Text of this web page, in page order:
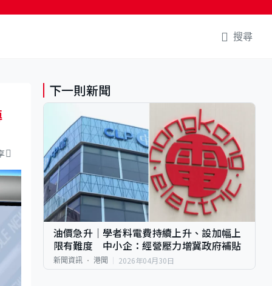
搜尋
下一則新聞
油價急升｜學者料電費持續上升、設加幅上
限有難度 中小企：經營壓力增冀政府補貼
新聞資訊 港聞 2026年04月30日